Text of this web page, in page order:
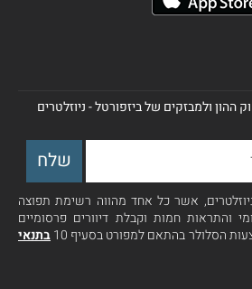
ההון ולמבזקים של ביזפורטל - ניוזלטרים
אשר כל אחד מהווה רשימת תפוצה
והתראות חמות וקבלת דיוורים פרסומיים
הסלולר בהתאם למפורט בסעיף 10
בתנאי